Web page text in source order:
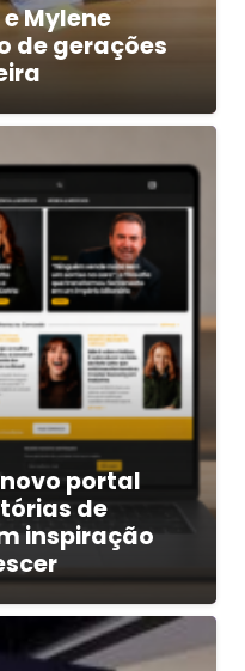
Mylene
de gerações
portal
de
inspiração